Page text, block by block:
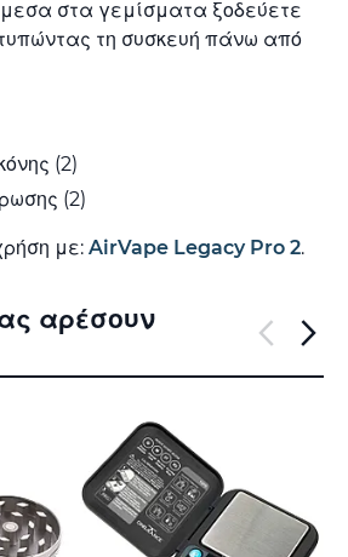
στα γεμίσματα ξοδεύετε
τη συσκευή πάνω από
(2)
(2)
με: AirVape Legacy Pro 2.
αρέσουν